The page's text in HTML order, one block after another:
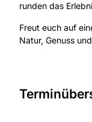
runden das
Freut euch auf
Natur, Genuss